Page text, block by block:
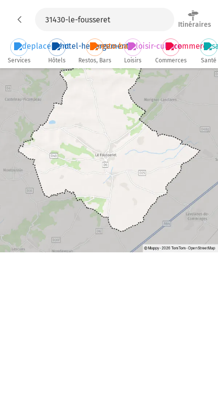
Itinéraires
Services Hôtels Restos, Bars Loisirs Commerces Santé